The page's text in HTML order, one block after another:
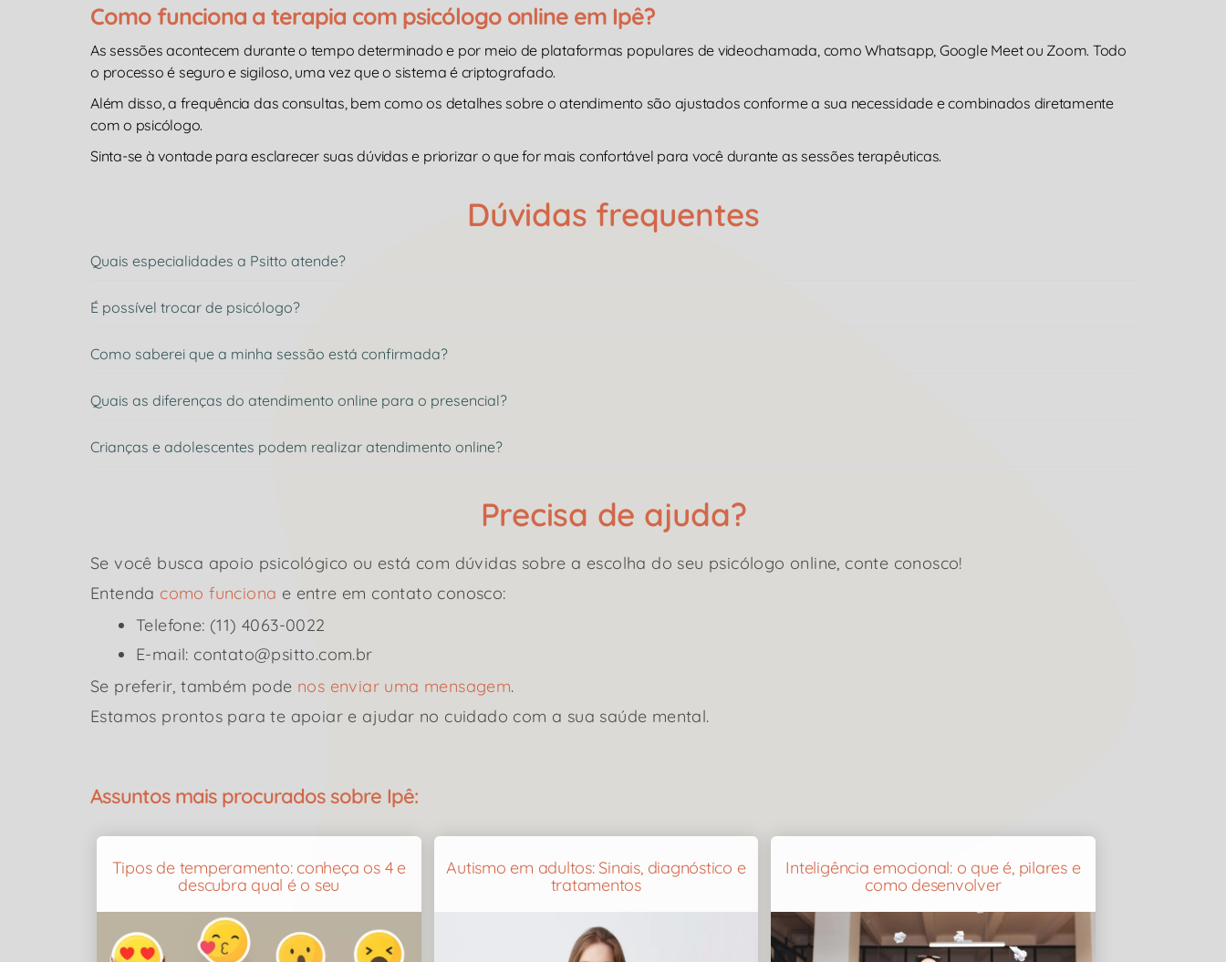
Como funciona a terapia com psicólogo online em Ipê?
As sessões acontecem durante o tempo determinado e por meio de plataformas populares de videochamada, como Whatsapp, Google Meet ou Zoom. Todo
o processo é seguro e sigiloso, uma vez que o sistema é criptografado.
Além disso, a frequência das consultas, bem como os detalhes sobre o atendimento são ajustados conforme a sua necessidade e combinados diretamente
com o psicólogo.
Sinta-se à vontade para esclarecer suas dúvidas e priorizar o que for mais confortável para você durante as sessões terapêuticas.
Dúvidas frequentes
Quais especialidades a Psitto atende?
É possível trocar de psicólogo?
Como saberei que a minha sessão está confirmada?
Quais as diferenças do atendimento online para o presencial?
Crianças e adolescentes podem realizar atendimento online?
Precisa de ajuda?
Se você busca apoio psicológico ou está com dúvidas sobre a escolha do seu psicólogo online, conte conosco!
Entenda como funciona e entre em contato conosco:
Telefone: (11) 4063-0022
E-mail: contato@psitto.com.br
Se preferir, também pode nos enviar uma mensagem.
Estamos prontos para te apoiar e ajudar no cuidado com a sua saúde mental.
Assuntos mais procurados sobre Ipê:
Tipos de temperamento: conheça os 4 e
descubra qual é o seu
Autismo em adultos: Sinais, diagnóstico e
tratamentos
Inteligência emocional: o que é, pilares e
como desenvolver